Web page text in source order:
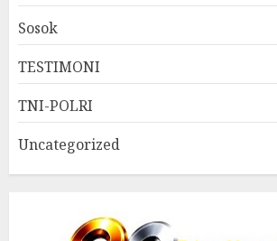
Sosok
TESTIMONI
TNI-POLRI
Uncategorized